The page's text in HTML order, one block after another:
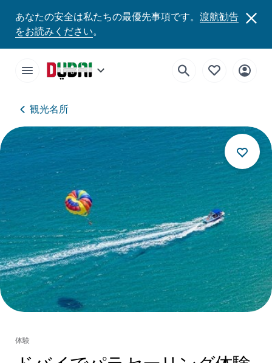
あなたの安全は私たちの最優先事項です。 渡航勧告
をお読みください。
観光名所
体験